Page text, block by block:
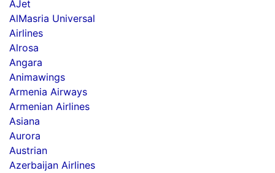
AJet
AlMasria Universal
Airlines
Alrosa
Angara
Animawings
Armenia Airways
Armenian Airlines
Asiana
Aurora
Austrian
Azerbaijan Airlines